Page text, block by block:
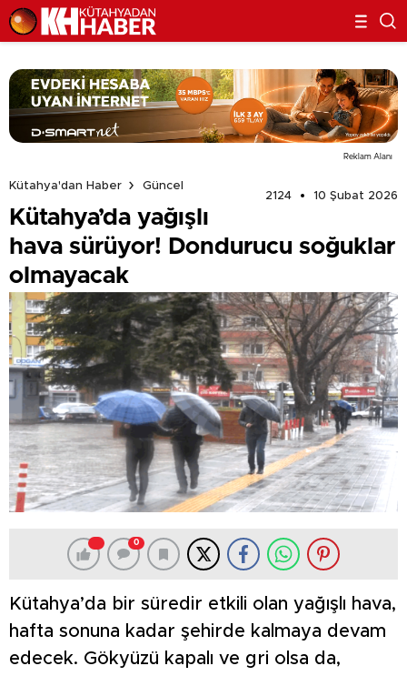
Reklam Alanı
Kütahya'dan Haber
Güncel
2124
10 Şubat 2026
Kütahya’da yağışlı
hava sürüyor! Dondurucu soğuklar
olmayacak
0
Kütahya’da bir süredir etkili olan yağışlı hava,
hafta sonuna kadar şehirde kalmaya devam
edecek. Gökyüzü kapalı ve gri olsa da,